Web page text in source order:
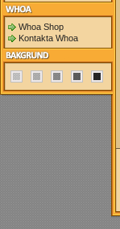
Whoa Shop
Kontakta Whoa